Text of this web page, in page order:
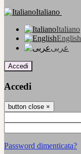
Italiano
Italiano
English
عربى
Accedi
Accedi
button close ×
Password dimenticata?